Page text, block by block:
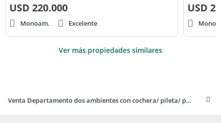
USD 220.000
Monoam. Excelente
USD
Ver más propiedades similares
Venta Departamento dos ambientes con cochera/ pileta/ parrila y terraza en Belgrano